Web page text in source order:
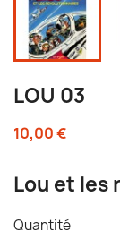
LOU 03
10,00 €
Lou et les
Quantité